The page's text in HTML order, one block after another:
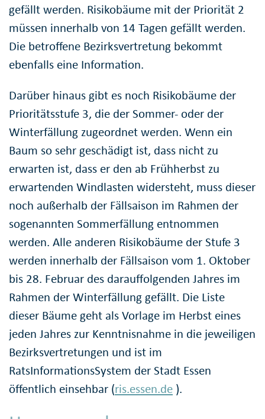
gefällt werden. Risikobäume mit der Priorität 2
müssen innerhalb von 14 Tagen gefällt werden.
Die betroffene Bezirksvertretung bekommt
ebenfalls eine Information.
Darüber hinaus gibt es noch Risikobäume der
Prioritätsstufe 3, die der Sommer- oder der
Winterfällung zugeordnet werden. Wenn ein
Baum so sehr geschädigt ist, dass nicht zu
erwarten ist, dass er den ab Frühherbst zu
erwartenden Windlasten widersteht, muss dieser
noch außerhalb der Fällsaison im Rahmen der
sogenannten Sommerfällung entnommen
werden. Alle anderen Risikobäume der Stufe 3
werden innerhalb der Fällsaison vom 1. Oktober
bis 28. Februar des darauffolgenden Jahres im
Rahmen der Winterfällung gefällt. Die Liste
dieser Bäume geht als Vorlage im Herbst eines
jeden Jahres zur Kenntnisnahme in die jeweiligen
Bezirksvertretungen und ist im
RatsInformationsSystem der Stadt Essen
öffentlich einsehbar (ris.essen.de ).